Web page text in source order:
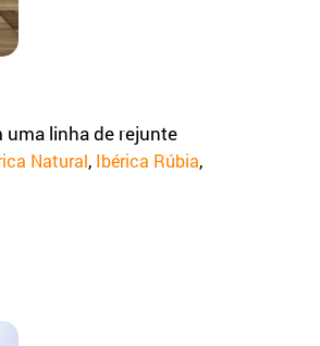
linha de rejunte
Natural, Ibérica Rúbia,